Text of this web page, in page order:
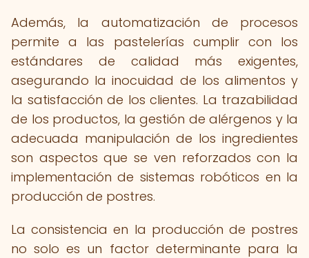
Además, la automatización de procesos
permite a las pastelerías cumplir con los
estándares de calidad más exigentes,
asegurando la inocuidad de los alimentos y
la satisfacción de los clientes. La trazabilidad
de los productos, la gestión de alérgenos y la
adecuada manipulación de los ingredientes
son aspectos que se ven reforzados con la
implementación de sistemas robóticos en la
producción de postres.
La consistencia en la producción de postres
no solo es un factor determinante para la